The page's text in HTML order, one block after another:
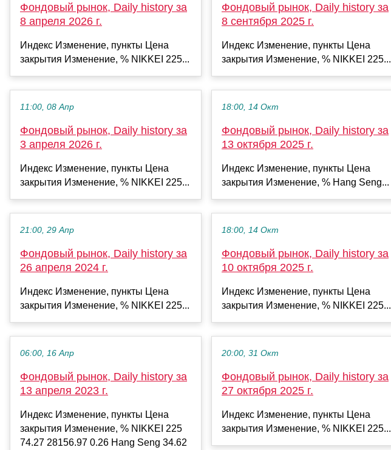
Фондовый рынок, Daily history за
8 апреля 2026 г.
Индекс Изменение, пункты Цена
закрытия Изменение, % NIKKEI 225...
11:00, 08 Апр
Фондовый рынок, Daily history за
3 апреля 2026 г.
Индекс Изменение, пункты Цена
закрытия Изменение, % NIKKEI 225...
21:00, 29 Апр
Фондовый рынок, Daily history за
26 апреля 2024 г.
Индекс Изменение, пункты Цена
закрытия Изменение, % NIKKEI 225...
06:00, 16 Апр
Фондовый рынок, Daily history за
13 апреля 2023 г.
Индекс Изменение, пункты Цена
закрытия Изменение, % NIKKEI 225
74.27 28156.97 0.26 Hang Seng 34.62
Фондовый рынок, Daily history за
8 сентября 2025 г.
Индекс Изменение, пункты Цена
закрытия Изменение, % NIKKEI 225...
18:00, 14 Окт
Фондовый рынок, Daily history за
13 октября 2025 г.
Индекс Изменение, пункты Цена
закрытия Изменение, % Hang Seng...
18:00, 14 Окт
Фондовый рынок, Daily history за
10 октября 2025 г.
Индекс Изменение, пункты Цена
закрытия Изменение, % NIKKEI 225...
20:00, 31 Окт
Фондовый рынок, Daily history за
27 октября 2025 г.
Индекс Изменение, пункты Цена
закрытия Изменение, % NIKKEI 225...